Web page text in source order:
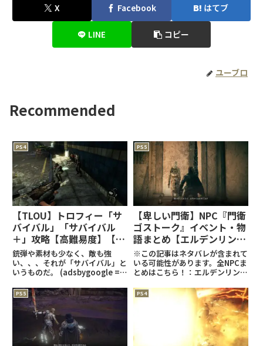
X Facebook はてブ
LINE コピー
ユーブロ
Recommended
PS4
【TLOU】トロフィー「サ
バイバル」「サバイバル
＋」攻略【高難易度】【ラ
スアス】
銃弾や素材も少なく、敵も強
い、、、それが「サバイバル」と
いうものだ。 (adsbygoogle =
[]).push({});「サバイバル」「サ
バイバル＋」トロフィーについて
ゴールドサバイバー：サ
PS5
【卑しい門衛】NPC『門衛
ゴストーク』イベント・物
語まとめ【エルデンリング
攻略】
※この記事はネタバレが含まれて
いる可能性があります。全NPCま
とめはこちら！：エルデンリング
(adsbygoogle =
window.adsbygoogle ||
[]).push({});イベントまとめスト
PS5 PS4